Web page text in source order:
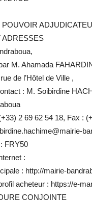
POUVOIR
ADRESSES
M. Ahamada
de l’Hôtel de Ville ,
: M. Soibirdine
2 69 62 54 18, Fax :
FRY50
:
: http://mairie-
acheteur : https://e-
CONJOINTE